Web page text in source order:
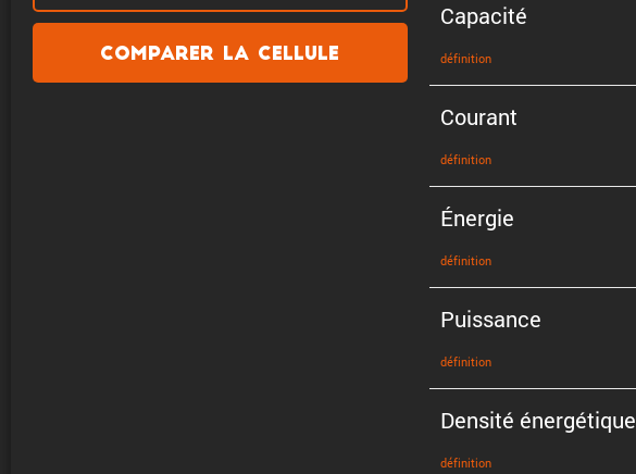
Comparer la cellule
Capacité
défini­tion
Courant
défini­tion
Énergie
défini­tion
Puissance
défini­tion
Densité énergé­tique
défini­tion